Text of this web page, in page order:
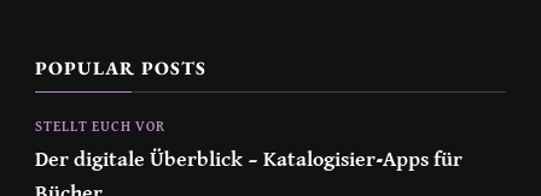
POPULAR POSTS
STELLT EUCH VOR
Der digitale Überblick – Katalogisier-Apps für